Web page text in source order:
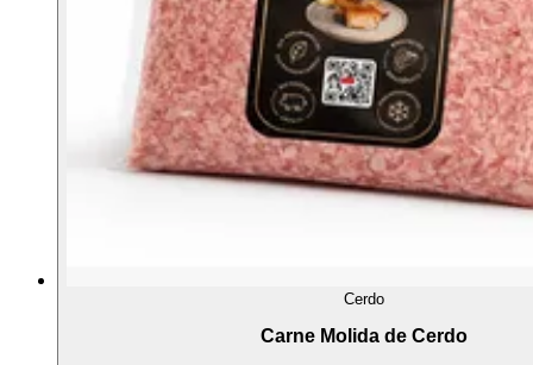
Cerdo
Carne Molida de Cerdo